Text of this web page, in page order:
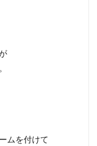
ムを付けて